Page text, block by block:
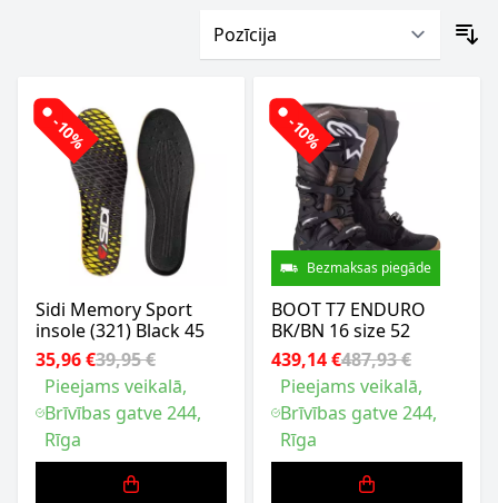
-10%
Sidi Memory Sport
insole (321) Black 45
35,96 €39,95 €
Pieejams veikalā,
Brīvības gatve 244,
Rīga
-10%
Bezmaksas piegāde
BOOT T7 ENDURO
BK/BN 16 size 52
439,14 €487,93 €
Pieejams veikalā,
Brīvības gatve 244,
Rīga